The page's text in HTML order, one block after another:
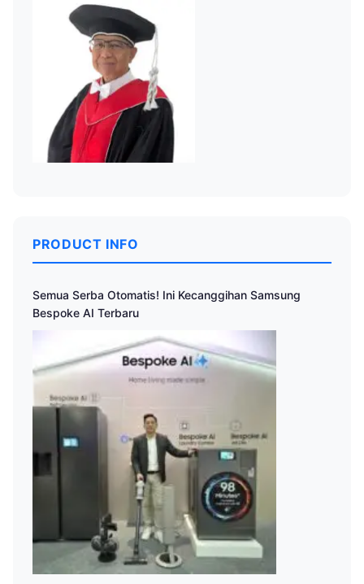
PRODUCT INFO
Semua Serba Otomatis! Ini Kecanggihan Samsung
Bespoke AI Terbaru